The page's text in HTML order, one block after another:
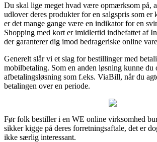
Du skal lige meget hvad være opmærksom på,
udlover deres produkter for en salgspris som er
er det mange gange være en indikator for en
Shopping med kort er imidlertid indbefattet af
der garanterer dig imod bedrageriske online
Generelt slår vi et slag for bestillinger med
mobilbetaling. Som en anden løsning kunne du
afbetalingsløsning som f.eks. ViaBill, når du
betalingen over en periode.
Før folk bestiller i en WE online virksomhed
sikker kigge på deres forretningsaftale, det er
ikke særlig interessant.